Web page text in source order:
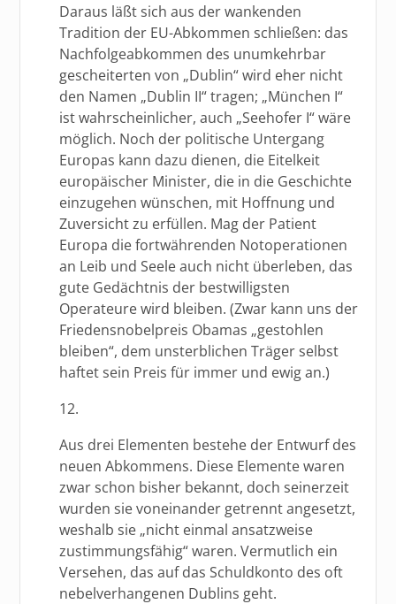
Daraus läßt sich aus der wankenden
Tradition der EU-Abkommen schließen: das
Nachfolgeabkommen des unumkehrbar
gescheiterten von „Dublin“ wird eher nicht
den Namen „Dublin II“ tragen; „München I“
ist wahrscheinlicher, auch „Seehofer I“ wäre
möglich. Noch der politische Untergang
Europas kann dazu dienen, die Eitelkeit
europäischer Minister, die in die Geschichte
einzugehen wünschen, mit Hoffnung und
Zuversicht zu erfüllen. Mag der Patient
Europa die fortwährenden Notoperationen
an Leib und Seele auch nicht überleben, das
gute Gedächtnis der bestwilligsten
Operateure wird bleiben. (Zwar kann uns der
Friedensnobelpreis Obamas „gestohlen
bleiben“, dem unsterblichen Träger selbst
haftet sein Preis für immer und ewig an.)
12.
Aus drei Elementen bestehe der Entwurf des
neuen Abkommens. Diese Elemente waren
zwar schon bisher bekannt, doch seinerzeit
wurden sie voneinander getrennt angesetzt,
weshalb sie „nicht einmal ansatzweise
zustimmungsfähig“ waren. Vermutlich ein
Versehen, das auf das Schuldkonto des oft
nebelverhangenen Dublins geht.